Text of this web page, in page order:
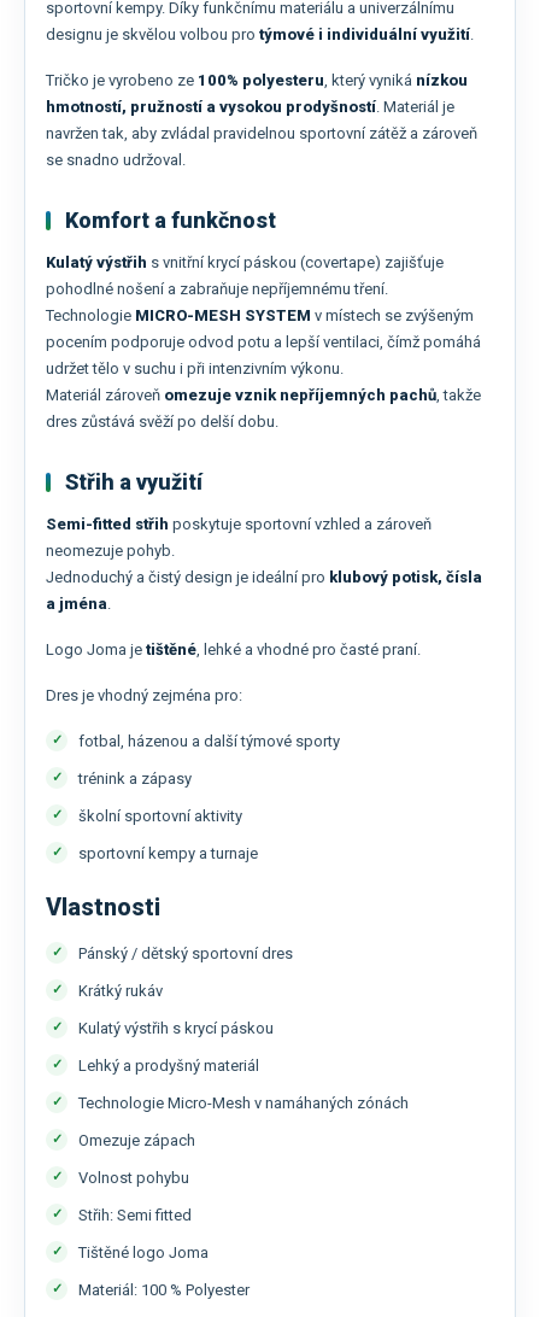
sportovní kempy. Díky funkčnímu materiálu a univerzálnímu
designu je skvělou volbou pro týmové i individuální využití.
Tričko je vyrobeno ze 100% polyesteru, který vyniká nízkou
hmotností, pružností a vysokou prodyšností. Materiál je
navržen tak, aby zvládal pravidelnou sportovní zátěž a zároveň
se snadno udržoval.
Komfort a funkčnost
Kulatý výstřih s vnitřní krycí páskou (covertape) zajišťuje
pohodlné nošení a zabraňuje nepříjemnému tření.
Technologie MICRO-MESH SYSTEM v místech se zvýšeným
pocením podporuje odvod potu a lepší ventilaci, čímž pomáhá
udržet tělo v suchu i při intenzivním výkonu.
Materiál zároveň omezuje vznik nepříjemných pachů, takže
dres zůstává svěží po delší dobu.
Střih a využití
Semi-fitted střih poskytuje sportovní vzhled a zároveň
neomezuje pohyb.
Jednoduchý a čistý design je ideální pro klubový potisk, čísla
a jména.
Logo Joma je tištěné, lehké a vhodné pro časté praní.
Dres je vhodný zejména pro:
fotbal, házenou a další týmové sporty
trénink a zápasy
školní sportovní aktivity
sportovní kempy a turnaje
Vlastnosti
Pánský / dětský sportovní dres
Krátký rukáv
Kulatý výstřih s krycí páskou
Lehký a prodyšný materiál
Technologie Micro-Mesh v namáhaných zónách
Omezuje zápach
Volnost pohybu
Střih: Semi fitted
Tištěné logo Joma
Materiál: 100 % Polyester